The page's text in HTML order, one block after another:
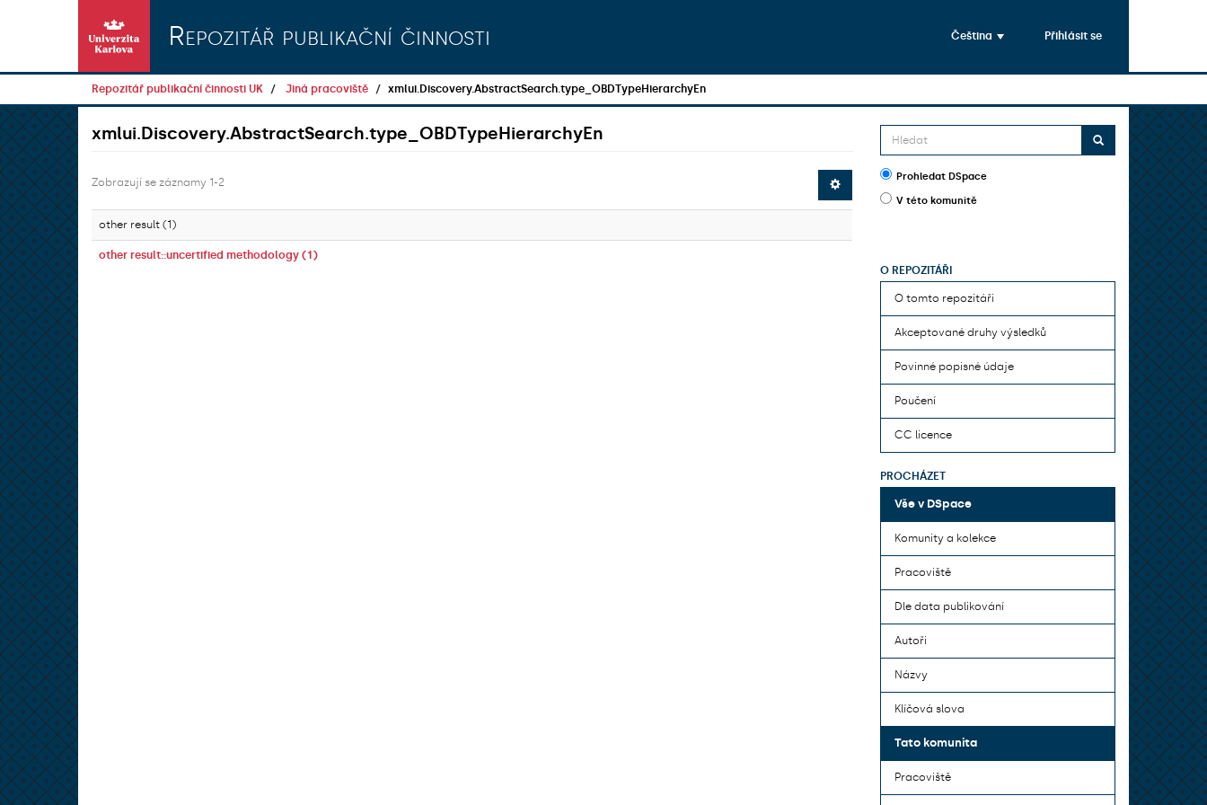
Repozitář publikační činnosti Čeština Přihlásit se
Repozitář publikační činnosti UK Jiná pracoviště xmlui.Discovery.AbstractSearch.type_OBDTypeHierarchyEn
xmlui.Discovery.AbstractSearch.type_OBDTypeHierarchyEn
Zobrazují se záznamy 1-2
other result (1)
other result::uncertified methodology (1)
Prohledat DSpace
V této komunitě
O REPOZITÁŘI
O tomto repozitáři
Akceptované druhy výsledků
Povinné popisné údaje
Poučení
CC licence
PROCHÁZET
Vše v DSpace
Komunity a kolekce
Pracoviště
Dle data publikování
Autoři
Názvy
Klíčová slova
Tato komunita
Pracoviště